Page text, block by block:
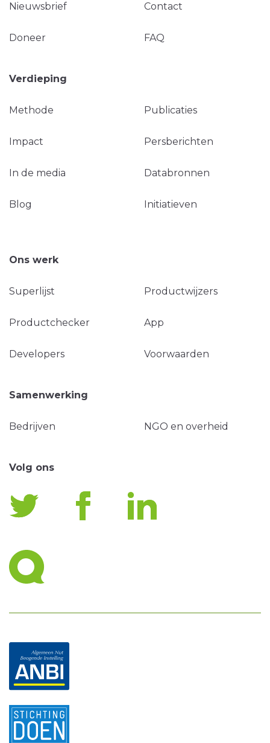
Nieuwsbrief Contact
Doneer FAQ
Verdieping
Methode Publicaties
Impact Persberichten
In de media Databronnen
Blog Initiatieven
Ons werk
Superlijst Productwijzers
Productchecker App
Developers Voorwaarden
Samenwerking
Bedrijven NGO en overheid
Volg ons